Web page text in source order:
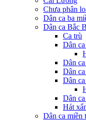
Chưa phân
Dân ca ba
Dân ca Bắc
Ca trù
Dân
Dân
Dân
Dân
Dân
Hát
Dân ca miền